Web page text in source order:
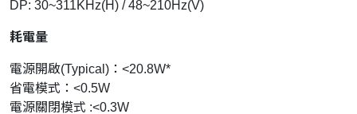
DP: 30~311KHz(H) / 48~210Hz(V)
耗電量
電源開啟(Typical)：<20.8W*
省電模式：<0.5W
電源關閉模式 :<0.3W